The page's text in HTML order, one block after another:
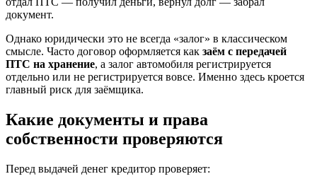
документ.
Однако юридически это не всегда «залог» в классическом
смысле. Часто договор оформляется как заём с передачей
ПТС на хранение, а залог автомобиля регистрируется
отдельно или не регистрируется вовсе. Именно здесь кроется
главный риск для заёмщика.
Какие документы и права
собственности проверяются
Перед выдачей денег кредитор проверяет: